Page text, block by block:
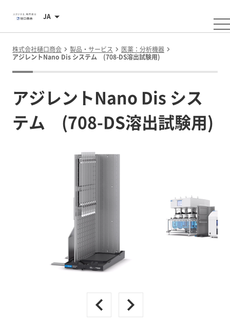
JA
株式会社樋口商会 製品・サービス
医薬：分析機器
アジレントNano Dis システム (708-DS溶出試験用)
アジレントNano Dis シス
テム (708-DS溶出試験用)